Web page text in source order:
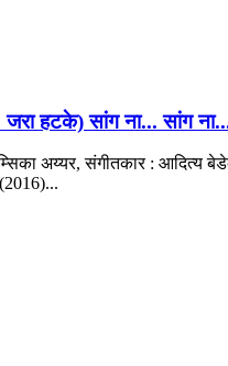
हटके) सांग ना... सांग
अय्यर, संगीतकार : आदित्य